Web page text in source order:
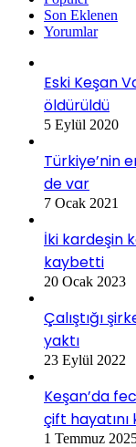
Son Eklenen
Yorumlar
Eski Keşan
öldürüldü
5 Eylül 2020
Türkiye’nin
de var
7 Ocak 2021
İki kardeşin
kaybetti
20 Ocak 2023
Çalıştığı
yaktı
23 Eylül 2022
Keşan’da
çift
1 Temmuz